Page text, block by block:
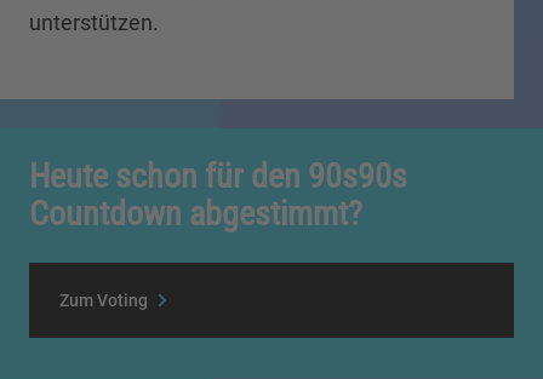
unterstützen.
Heute schon für den 90s90s
Countdown abgestimmt?
Zum Voting